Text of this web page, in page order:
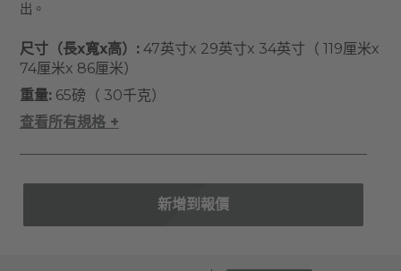
出。
尺寸（長x寬x高）:47英寸x 29英寸x 34英寸（ 119厘米x
74厘米x 86厘米）
重量:65磅（ 30千克）
查看所有規格 +
新增到報價